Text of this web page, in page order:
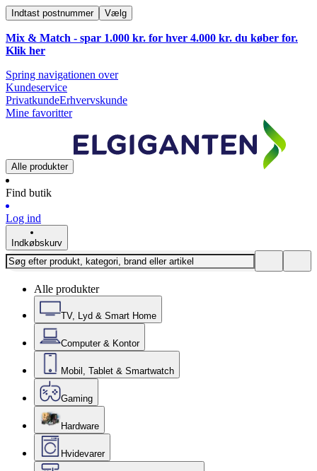
Indtast postnummer Vælg
Mix & Match - spar 1.000 kr. for hver 4.000 kr. du køber for.
Klik her
Spring navigationen over
Kundeservice
PrivatkundeErhvervskunde
Mine favoritter
Alle produkter
Find butik
Log ind
Indkøbskurv
Alle produkter
TV, Lyd & Smart Home
Computer & Kontor
Mobil, Tablet & Smartwatch
Gaming
Hardware
Hvidevarer